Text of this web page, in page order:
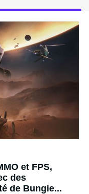
et FPS,
des
de Bungie...